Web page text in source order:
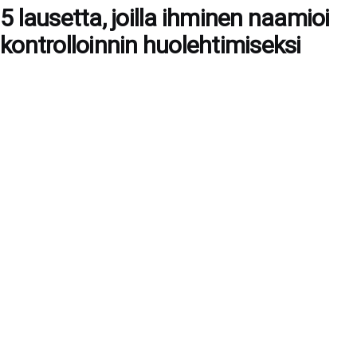
5 lausetta, joilla ihminen naamioi
kontrolloinnin huolehtimiseksi